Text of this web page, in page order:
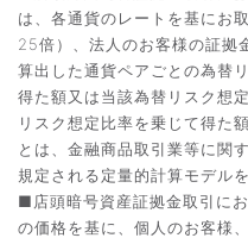
は、各通貨のレートを基にお
25倍）、法人のお客様の証拠
算出した通貨ペアごとの為替
得た額又は当該為替リスク想
リスク想定比率を乗じて得た
とは、金融商品取引業等に関
規定される定量的計算モデル
■店頭暗号資産証拠金取引に
の価格を基に、個人のお客様